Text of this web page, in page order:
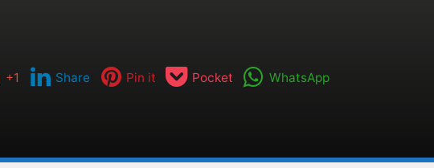
+1 Share Pin it Pocket WhatsApp